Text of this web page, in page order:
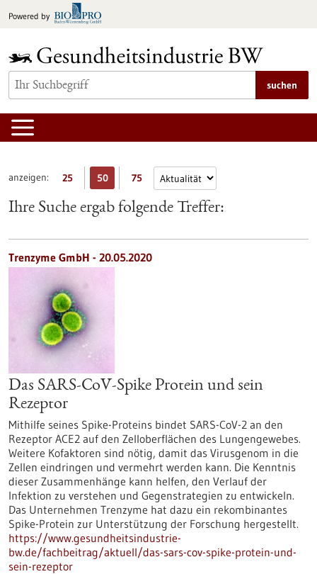
Inhalt
Powered by
suchen
anzeigen: 25 50 75
Ihre Suche ergab folgende Treffer:
Trenzyme GmbH - 20.05.2020
Das SARS-CoV-Spike Protein und sein
Rezeptor
Mithilfe seines Spike-Proteins bindet SARS-CoV-2 an den
Rezeptor ACE2 auf den Zelloberflächen des Lungengewebes.
Weitere Kofaktoren sind nötig, damit das Virusgenom in die
Zellen eindringen und vermehrt werden kann. Die Kenntnis
dieser Zusammenhänge kann helfen, den Verlauf der
Infektion zu verstehen und Gegenstrategien zu entwickeln.
Das Unternehmen Trenzyme hat dazu ein rekombinantes
Spike-Protein zur Unterstützung der Forschung hergestellt.
https://www.gesundheitsindustrie-
bw.de/fachbeitrag/aktuell/das-sars-cov-spike-protein-und-
sein-rezeptor